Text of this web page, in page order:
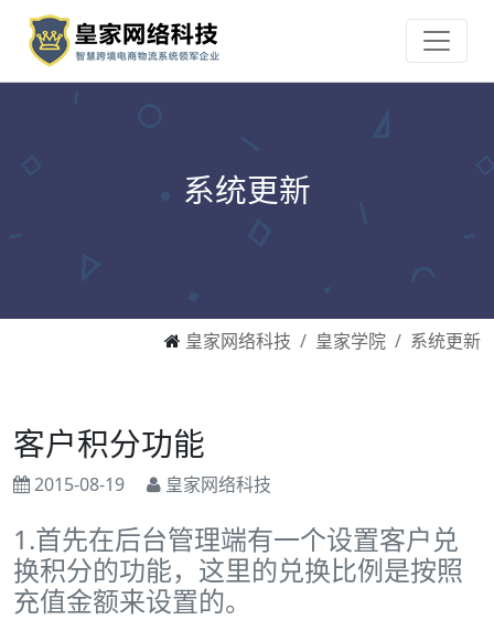
系统更新
皇家网络科技 皇家学院 系统更新
客户积分功能
2015-08-19 皇家网络科技
1.首先在后台管理端有一个设置客户兑
换积分的功能，这里的兑换比例是按照
充值金额来设置的。